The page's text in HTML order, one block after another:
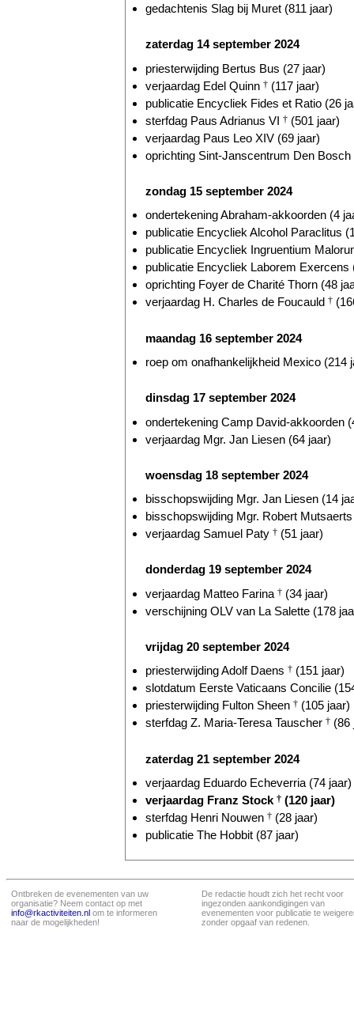
gedachtenis Slag bij Muret (811 jaar)
zaterdag 14 september 2024
priesterwijding Bertus Bus (27 jaar)
verjaardag Edel Quinn † (117 jaar)
publicatie Encycliek Fides et Ratio (26
sterfdag Paus Adrianus VI † (501 jaar)
verjaardag Paus Leo XIV (69 jaar)
oprichting Sint-Janscentrum Den Bosch
zondag 15 september 2024
ondertekening Abraham-akkoorden (4
publicatie Encycliek Alcohol Paraclitus
publicatie Encycliek Ingruentium
publicatie Encycliek Laborem Exercens
oprichting Foyer de Charité Thorn (48
verjaardag H. Charles de Foucauld †
maandag 16 september 2024
roep om onafhankelijkheid Mexico (214
dinsdag 17 september 2024
ondertekening Camp David-akkoorden
verjaardag Mgr. Jan Liesen (64 jaar)
woensdag 18 september 2024
bisschopswijding Mgr. Jan Liesen (14
bisschopswijding Mgr. Robert
verjaardag Samuel Paty † (51 jaar)
donderdag 19 september 2024
verjaardag Matteo Farina † (34 jaar)
verschijning OLV van La Salette (178
vrijdag 20 september 2024
priesterwijding Adolf Daens † (151 jaar)
slotdatum Eerste Vaticaans Concilie
priesterwijding Fulton Sheen † (105 jaar)
sterfdag Z. Maria-Teresa Tauscher † (86
zaterdag 21 september 2024
verjaardag Eduardo Echeverria (74 jaar)
verjaardag Franz Stock † (120 jaar)
sterfdag Henri Nouwen † (28 jaar)
publicatie The Hobbit (87 jaar)
Ontbreken de evenementen van uw
organisatie? Neem contact op met
info@rkactiviteiten.nl om te informeren
naar de mogelijkheden!
De redactie houdt zich het recht voor
ingezonden aankondigingen van
evenementen voor publicatie te
zonder opgaaf van redenen.